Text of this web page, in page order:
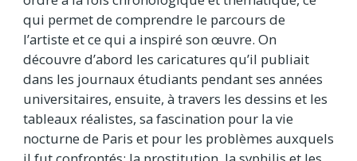
qui permet de comprendre le parcours de
l’artiste et ce qui a inspiré son œuvre. On
découvre d’abord les caricatures qu’il publiait
dans les journaux étudiants pendant ses années
universitaires, ensuite, à travers les dessins et les
tableaux réalistes, sa fascination pour la vie
nocturne de Paris et pour les problèmes auxquels